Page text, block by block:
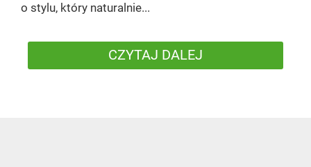
o stylu, który naturalnie...
CZYTAJ DALEJ